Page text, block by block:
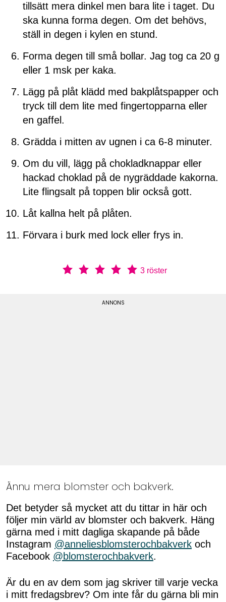
tillsätt mera dinkel men bara lite i taget. Du
ska kunna forma degen. Om det behövs,
ställ in degen i kylen en stund.
Forma degen till små bollar. Jag tog ca 20 g
eller 1 msk per kaka.
Lägg på plåt klädd med bakplåtspapper och
tryck till dem lite med fingertopparna eller
en gaffel.
Grädda i mitten av ugnen i ca 6-8 minuter.
Om du vill, lägg på chokladknappar eller
hackad choklad på de nygräddade kakorna.
Lite flingsalt på toppen blir också gott.
Låt kallna helt på plåten.
Förvara i burk med lock eller frys in.
3röster
Ännu mera blomster och bakverk.
Det betyder så mycket att du tittar in här och
följer min värld av blomster och bakverk. Häng
gärna med i mitt dagliga skapande på både
Instagram @anneliesblomsterochbakverk och
Facebook @blomsterochbakverk.
Är du en av dem som jag skriver till varje vecka
i mitt fredagsbrev? Om inte får du gärna bli min